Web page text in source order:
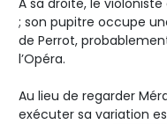
; son pupitre occupe
de Perrot,
l’Opéra.
Au lieu de regarder
exécuter sa variation